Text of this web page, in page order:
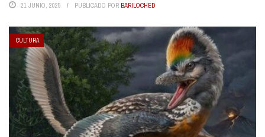
21 JUNIO, 2025 PUBLICADO POR BARILOCHED
CULTURA